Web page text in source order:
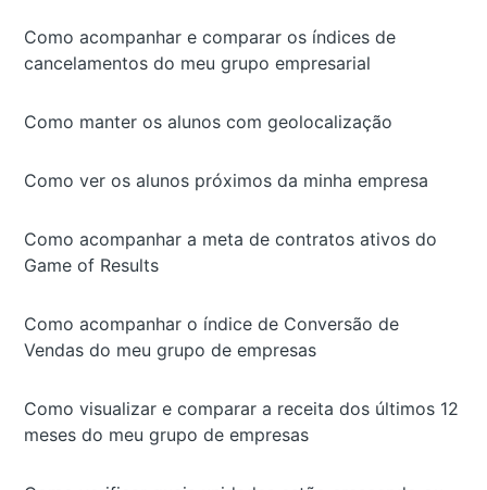
Como acompanhar e comparar os índices de
cancelamentos do meu grupo empresarial
Como manter os alunos com geolocalização
Como ver os alunos próximos da minha empresa
Como acompanhar a meta de contratos ativos do
Game of Results
Como acompanhar o índice de Conversão de
Vendas do meu grupo de empresas
Como visualizar e comparar a receita dos últimos 12
meses do meu grupo de empresas